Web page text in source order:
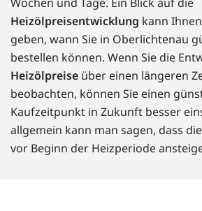
Heizölpreisentwicklung kann
geben, wann Sie in Oberlichtenau
bestellen können. Wenn Sie die
Heizölpreise über einen längeren
beobachten, können Sie einen
Kaufzeitpunkt in Zukunft besser
allgemein kann man sagen, dass die
vor Beginn der Heizperiode